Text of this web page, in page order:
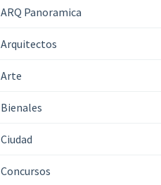
ARQ Panoramica
Arquitectos
Arte
Bienales
Ciudad
Concursos